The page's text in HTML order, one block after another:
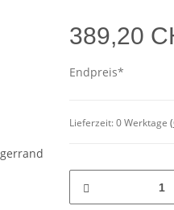
389,20
Endpreis*
Lieferzeit:0 Werktage